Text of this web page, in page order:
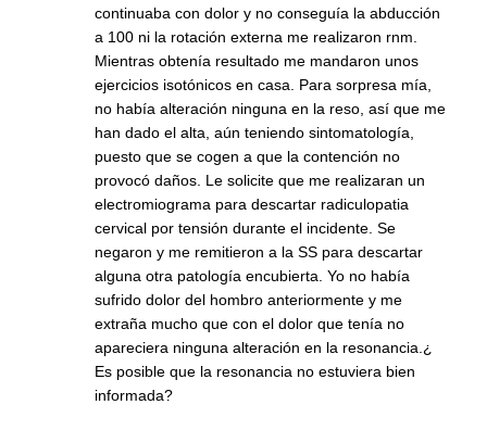
continuaba con dolor y no conseguía la abducción
a 100 ni la rotación externa me realizaron rnm.
Mientras obtenía resultado me mandaron unos
ejercicios isotónicos en casa. Para sorpresa mía,
no había alteración ninguna en la reso, así que me
han dado el alta, aún teniendo sintomatología,
puesto que se cogen a que la contención no
provocó daños. Le solicite que me realizaran un
electromiograma para descartar radiculopatia
cervical por tensión durante el incidente. Se
negaron y me remitieron a la SS para descartar
alguna otra patología encubierta. Yo no había
sufrido dolor del hombro anteriormente y me
extraña mucho que con el dolor que tenía no
apareciera ninguna alteración en la resonancia.¿
Es posible que la resonancia no estuviera bien
informada?